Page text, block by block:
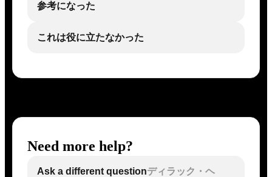
参考になった
これは役に立たなかった
Need more help?
Ask a different questionディラック・ヘ